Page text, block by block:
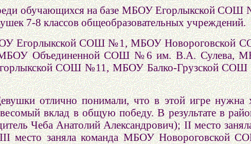
обучающихся на базе МБОУ Егорлыкской СОШ
7-8 классов общеобразовательных учреждений.
МБОУ Егорлыкской СОШ №1, МБОУ
Объединенной СОШ №6 им. В.А. Сулева,
СОШ №11, МБОУ Балко-Грузской
отлично понимали, что в этой игре
вклад в общую победу. В результате в
Чеба Анатолий Александрович); II место
место заняла команда МБОУ Новороговской